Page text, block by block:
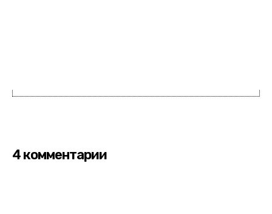
4 комментарии